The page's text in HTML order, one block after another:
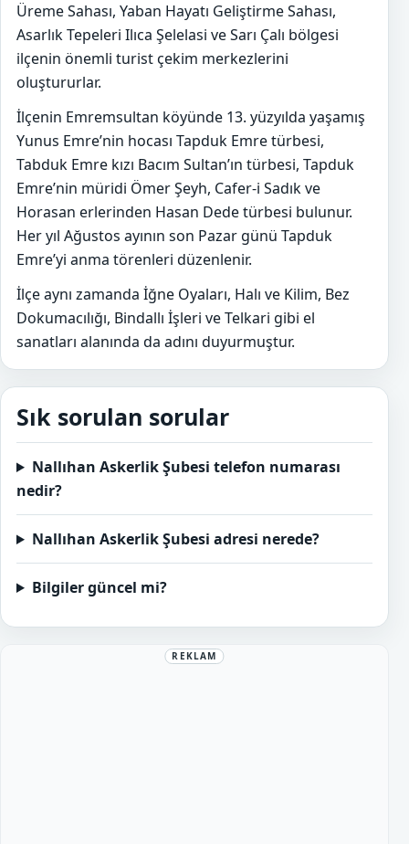
Üreme Sahası, Yaban Hayatı Geliştirme Sahası,
Asarlık Tepeleri Ilıca Şelelasi ve Sarı Çalı bölgesi
ilçenin önemli turist çekim merkezlerini
oluştururlar.
İlçenin Emremsultan köyünde 13. yüzyılda yaşamış
Yunus Emre’nin hocası Tapduk Emre türbesi,
Tabduk Emre kızı Bacım Sultan’ın türbesi, Tapduk
Emre’nin müridi Ömer Şeyh, Cafer-i Sadık ve
Horasan erlerinden Hasan Dede türbesi bulunur.
Her yıl Ağustos ayının son Pazar günü Tapduk
Emre’yi anma törenleri düzenlenir.
İlçe aynı zamanda İğne Oyaları, Halı ve Kilim, Bez
Dokumacılığı, Bindallı İşleri ve Telkari gibi el
sanatları alanında da adını duyurmuştur.
Sık sorulan sorular
Nallıhan Askerlik Şubesi telefon numarası
nedir?
Nallıhan Askerlik Şubesi adresi nerede?
Bilgiler güncel mi?
REKLAM